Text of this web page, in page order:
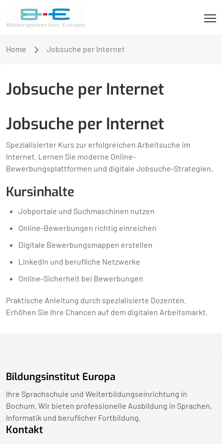
Home Jobsuche per Internet
Jobsuche per Internet
Jobsuche per Internet
Spezialisierter Kurs zur erfolgreichen Arbeitsuche im
Internet. Lernen Sie moderne Online-
Bewerbungsplattformen und digitale Jobsuche-Strategien.
Kursinhalte
Jobportale und Suchmaschinen nutzen
Online-Bewerbungen richtig einreichen
Digitale Bewerbungsmappen erstellen
LinkedIn und berufliche Netzwerke
Online-Sicherheit bei Bewerbungen
Praktische Anleitung durch spezialisierte Dozenten.
Erhöhen Sie Ihre Chancen auf dem digitalen Arbeitsmarkt.
Bildungsinstitut Europa
Ihre Sprachschule und Weiterbildungseinrichtung in
Bochum. Wir bieten professionelle Ausbildung in Sprachen,
Informatik und beruflicher Fortbildung.
Kontakt